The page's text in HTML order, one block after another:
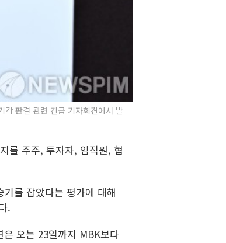
판결 관련 긴급 기자회견에서 발
를 주주, 투자자, 임직원, 협
를 잡았다는 평가에 대해
.
오는 23일까지 MBK보다